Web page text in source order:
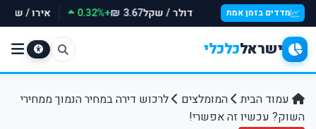
מדדים בזמן אמת דולר / שקל3.67 ₪
+0.32% אירו / שקל
ישראלכלכלי
עמוד הבית המומלצים
לרכוש דירה במחיר הנמוך ממחירי
השוק? עכשיו זה אפשרי!